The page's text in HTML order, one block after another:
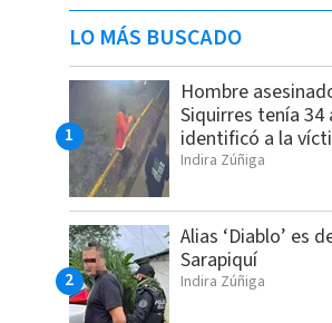
LO MÁS BUSCADO
Hombre
Siquirres tenía 34
identificó a la
Indira Zúñiga
Alias ‘Diablo’ es
Sarapiquí
Indira Zúñiga